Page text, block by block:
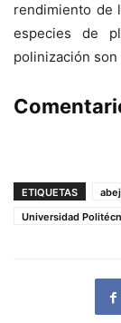
rendimiento de
especies de
polinización son
ETIQUETAS
Universidad